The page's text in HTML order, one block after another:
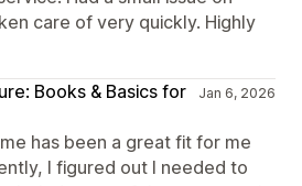
care of very quickly. Highly
Books & Basics for
Jan 6, 2026
has been a great fit for me
I figured out I needed to